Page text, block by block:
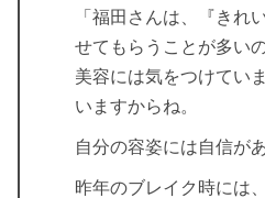
「福田さんは、『きれ
せてもらうことが多い
美容には気をつけてい
いますからね。
自分の容姿には自信が
昨年のブレイク時には